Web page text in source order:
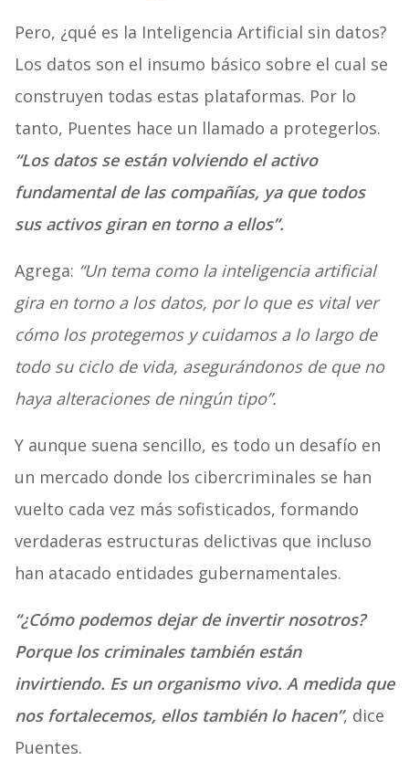
Pero, ¿qué es la Inteligencia Artificial sin datos?
Los datos son el insumo básico sobre el cual se
construyen todas estas plataformas. Por lo
tanto, Puentes hace un llamado a protegerlos.
“Los datos se están volviendo el activo
fundamental de las compañías, ya que todos
sus activos giran en torno a ellos”.
Agrega: “Un tema como la inteligencia artificial
gira en torno a los datos, por lo que es vital ver
cómo los protegemos y cuidamos a lo largo de
todo su ciclo de vida, asegurándonos de que no
haya alteraciones de ningún tipo”.
Y aunque suena sencillo, es todo un desafío en
un mercado donde los cibercriminales se han
vuelto cada vez más sofisticados, formando
verdaderas estructuras delictivas que incluso
han atacado entidades gubernamentales.
“¿Cómo podemos dejar de invertir nosotros?
Porque los criminales también están
invirtiendo. Es un organismo vivo. A medida que
nos fortalecemos, ellos también lo hacen”, dice
Puentes.